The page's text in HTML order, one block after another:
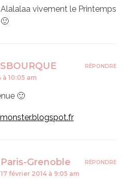
Alalalaa vivement le Printemps
🙂
à 10:05 am
🙂
RÉPONDRE
Paris-Grenoble
17 février 2014 à 9:05 am
RÉPONDRE